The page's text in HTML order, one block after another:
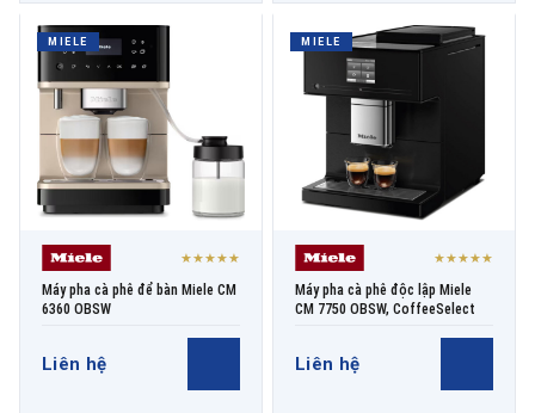
MIELE
★★★★★
Máy pha cà phê để bàn Miele CM
6360 OBSW
Liên hệ
MIELE
★★★★★
Máy pha cà phê độc lập Miele
CM 7750 OBSW, CoffeeSelect
Liên hệ